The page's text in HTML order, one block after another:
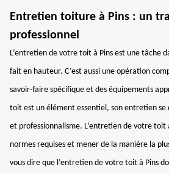
Entretien toiture à Pins : un
professionnel
L’entretien de votre toit à Pins est une tâche
fait en hauteur. C’est aussi une opération
savoir-faire spécifique et des équipements
toit est un élément essentiel, son entretien se
et professionnalisme. L’entretien de votre toit
normes requises et mener de la manière la
vous dire que l’entretien de votre toit à Pins